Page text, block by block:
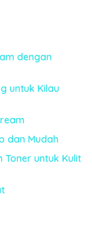
dengan
untuk Kilau
dan Mudah
Toner untuk Kulit